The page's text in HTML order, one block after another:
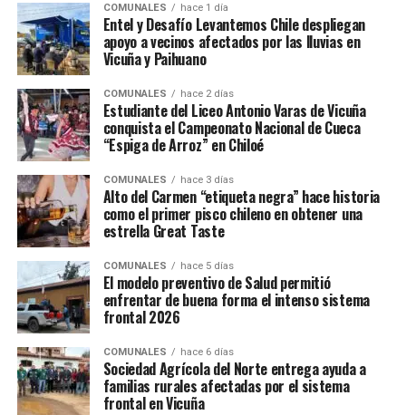
COMUNALES hace 1 día
Entel y Desafío Levantemos Chile despliegan
apoyo a vecinos afectados por las lluvias en
Vicuña y Paihuano
COMUNALES hace 2 días
Estudiante del Liceo Antonio Varas de Vicuña
conquista el Campeonato Nacional de Cueca
“Espiga de Arroz” en Chiloé
COMUNALES hace 3 días
Alto del Carmen “etiqueta negra” hace historia
como el primer pisco chileno en obtener una
estrella Great Taste
COMUNALES hace 5 días
El modelo preventivo de Salud permitió
enfrentar de buena forma el intenso sistema
frontal 2026
COMUNALES hace 6 días
Sociedad Agrícola del Norte entrega ayuda a
familias rurales afectadas por el sistema
frontal en Vicuña